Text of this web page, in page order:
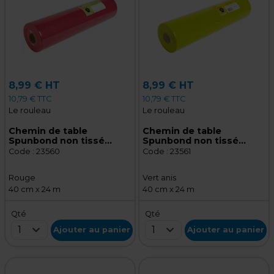
8,99 € HT
10,79 € TTC
Le rouleau
Chemin de table
Spunbond non tissé
prédécoupé - Tête à tête
Code : 23560
Rouge
40 cm x 24 m
Qté
1 Ajouter au panier
8,99 € HT
10,79 € TTC
Le rouleau
Chemin de table
Spunbond non tissé
prédécoupé - Tête à tête
Code : 23561
Vert anis
40 cm x 24 m
Qté
1 Ajouter au panier